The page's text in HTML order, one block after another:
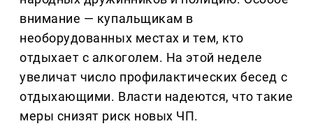
внимание — купальщикам в
необорудованных местах и тем, кто
отдыхает с алкоголем. На этой неделе
увеличат число профилактических бесед с
отдыхающими. Власти надеются, что такие
меры снизят риск новых ЧП.